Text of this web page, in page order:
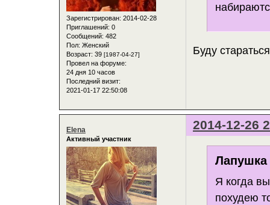
Зарегистрирован: 2014-02-28
Приглашений: 0
Сообщений: 482
Пол: Женский
Возраст: 39 [1987-04-27]
Провел на форуме:
24 дня 10 часов
Последний визит:
2021-01-17 22:50:08
Буду
2014-12-26
Elena
Активный участник
Лапушка
Я когда
похудею